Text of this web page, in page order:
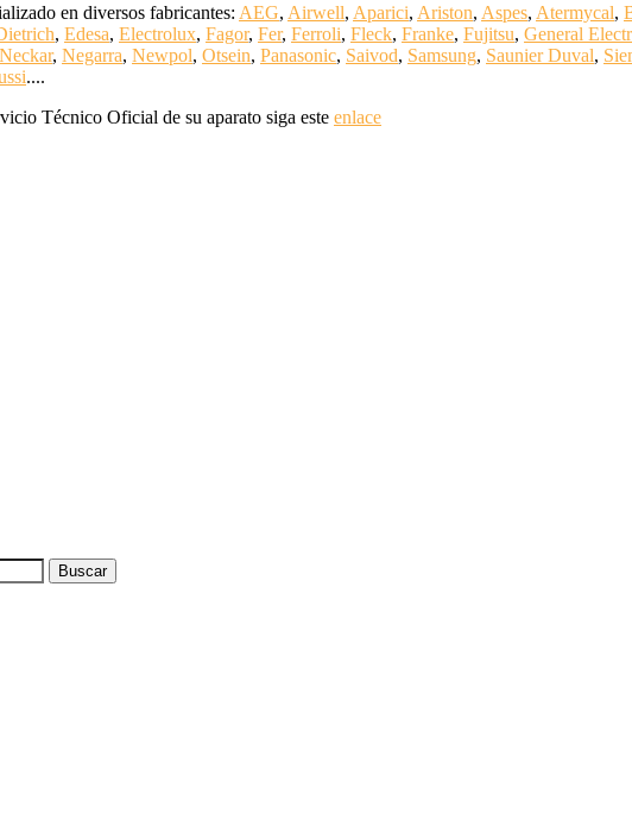
en diversos fabricantes: AEG, Airwell, Aparici, Ariston, Aspes, Atermycal,
, Edesa, Electrolux, Fagor, Fer, Ferroli, Fleck, Franke, Fujitsu, General
Neckar, Negarra, Newpol, Otsein, Panasonic, Saivod, Samsung, Saunier Duval,
....
Técnico Oficial de su aparato siga este enlace